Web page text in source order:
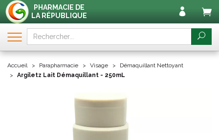
PHARMACIE DE
LA RÉPUBLIQUE
Accueil Parapharmacie Visage
Démaquillant Nettoyant
Argiletz Lait Démaquillant - 250mL